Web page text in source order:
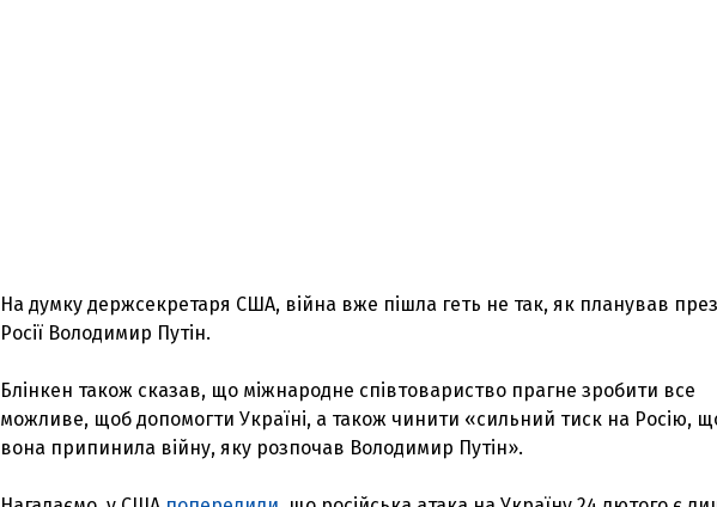
На думку держсекретаря США, війна вже пішла геть не так, як планував
Росії Володимир Путін.
Блінкен також сказав, що міжнародне співтовариство прагне зробити все
можливе, щоб допомогти Україні, а також чинити «сильний тиск на Росію,
вона припинила війну, яку розпочав Володимир Путін».